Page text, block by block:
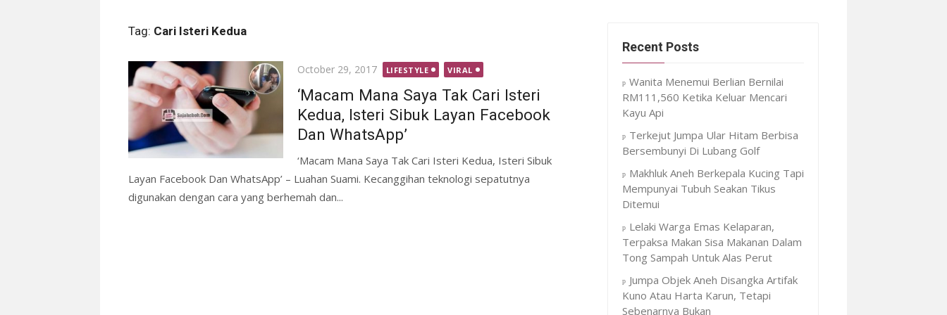
Tag: Cari Isteri Kedua
Posted
October 29, 2017 LIFESTYLE VIRAL
‘Macam Mana Saya Tak Cari Isteri
Kedua, Isteri Sibuk Layan Facebook
Dan WhatsApp’
‘Macam Mana Saya Tak Cari Isteri Kedua, Isteri Sibuk
Layan Facebook Dan WhatsApp’ – Luahan Suami. Kecanggihan teknologi sepatutnya
digunakan dengan cara yang berhemah dan...
Recent Posts
Wanita Menemui Berlian Bernilai
RM111,560 Ketika Keluar Mencari
Kayu Api
Terkejut Jumpa Ular Hitam Berbisa
Bersembunyi Di Lubang Golf
Makhluk Aneh Berkepala Kucing Tapi
Mempunyai Tubuh Seakan Tikus
Ditemui
Lelaki Warga Emas Kelaparan,
Terpaksa Makan Sisa Makanan Dalam
Tong Sampah Untuk Alas Perut
Jumpa Objek Aneh Disangka Artifak
Kuno Atau Harta Karun, Tetapi
Sebenarnya Bukan